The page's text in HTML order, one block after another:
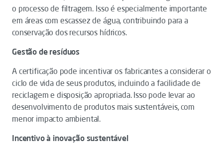
o processo de filtragem. Isso é especialmente importante
em áreas com escassez de água, contribuindo para a
conservação dos recursos hídricos.
Gestão de resíduos
A certificação pode incentivar os fabricantes a considerar o
ciclo de vida de seus produtos, incluindo a facilidade de
reciclagem e disposição apropriada. Isso pode levar ao
desenvolvimento de produtos mais sustentáveis, com
menor impacto ambiental.
Incentivo à inovação sustentável